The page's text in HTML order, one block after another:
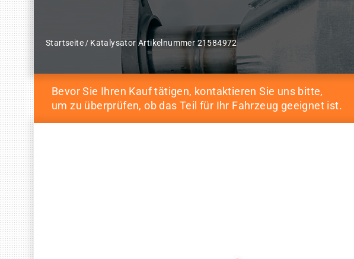
Startseite Katalysator Artikelnummer 21584972
Bevor Sie Ihren Kauf tätigen, kontaktieren Sie uns bitte,
um zu überprüfen, ob das Teil für Ihr Fahrzeug geeignet ist.